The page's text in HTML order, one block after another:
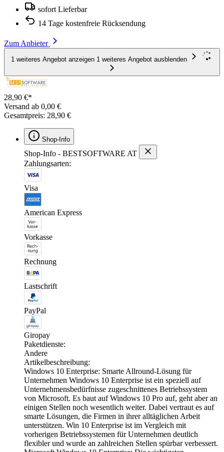
sofort Lieferbar
14 Tage kostenfreie Rücksendung
Zum Anbieter
1 weiteres Angebot anzeigen 1 weiteres Angebot ausblenden
28,90 €*
Versand ab 0,00 €
Gesamtpreis: 28,90 €
Shop-Info
Shop-Info - BESTSOFTWARE AT
Zahlungsarten:
Visa
American Express
Vorkasse
Rechnung
Lastschrift
PayPal
Giropay
Paketdienste:
Andere
Artikelbeschreibung:
Windows 10 Enterprise: Smarte Allround-Lösung für
Unternehmen Windows 10 Enterprise ist ein speziell auf
Unternehmensbedürfnisse zugeschnittenes Betriebssystem
von Microsoft. Es baut auf Windows 10 Pro auf, geht aber an
einigen Stellen noch wesentlich weiter. Dabei vertraut es auf
smarte Lösungen, die Firmen in ihrer alltäglichen Arbeit
unterstützen. Win 10 Enterprise ist im Vergleich mit
vorherigen Betriebssystemen für Unternehmen deutlich
flexibler und wurde an zahlreichen Stellen spürbar verbessert.